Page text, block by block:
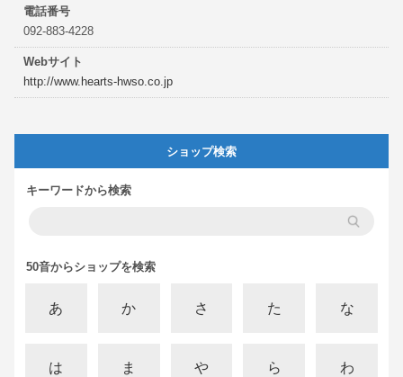
電話番号
092-883-4228
Webサイト
http://www.hearts-hwso.co.jp
ショップ検索
キーワードから検索
50音からショップを検索
あ か さ た な
は ま や ら わ